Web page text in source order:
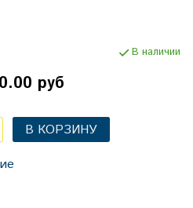
В наличии
руб
В КОРЗИНУ